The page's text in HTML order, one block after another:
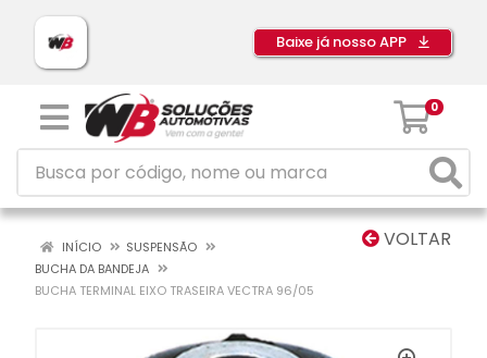
Baixe já nosso APP
0
VOLTAR
INÍCIO
SUSPENSÃO
BUCHA DA BANDEJA
BUCHA TERMINAL EIXO TRASEIRA VECTRA 96/05